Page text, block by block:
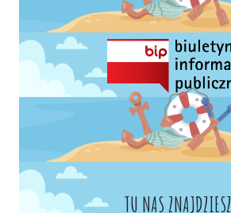
TU NAS ZNAJDZIESZ